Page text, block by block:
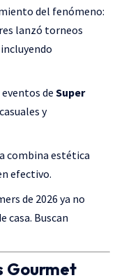
del fenómeno:
lanzó torneos
incluyendo
de Super
y
combina estética
efectivo.
de 2026 ya no
casa. Buscan
Gourmet